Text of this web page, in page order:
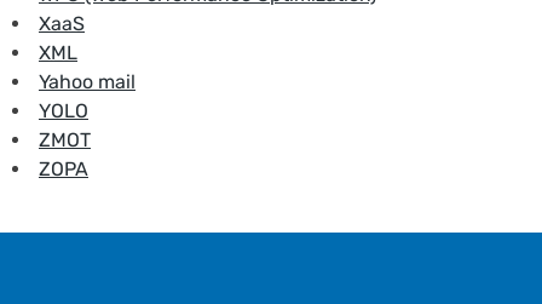
XaaS
XML
Yahoo mail
YOLO
ZMOT
ZOPA